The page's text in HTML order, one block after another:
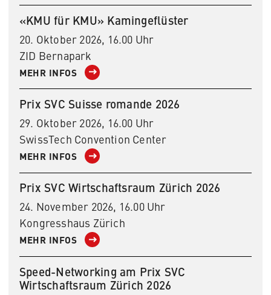
«KMU für KMU» Kamingeflüster
20. Oktober 2026, 16.00 Uhr
ZID Bernapark
MEHR INFOS
Prix SVC Suisse romande 2026
29. Oktober 2026, 16.00 Uhr
SwissTech Convention Center
MEHR INFOS
Prix SVC Wirtschaftsraum Zürich 2026
24. November 2026, 16.00 Uhr
Kongresshaus Zürich
MEHR INFOS
Speed-Networking am Prix SVC
Wirtschaftsraum Zürich 2026